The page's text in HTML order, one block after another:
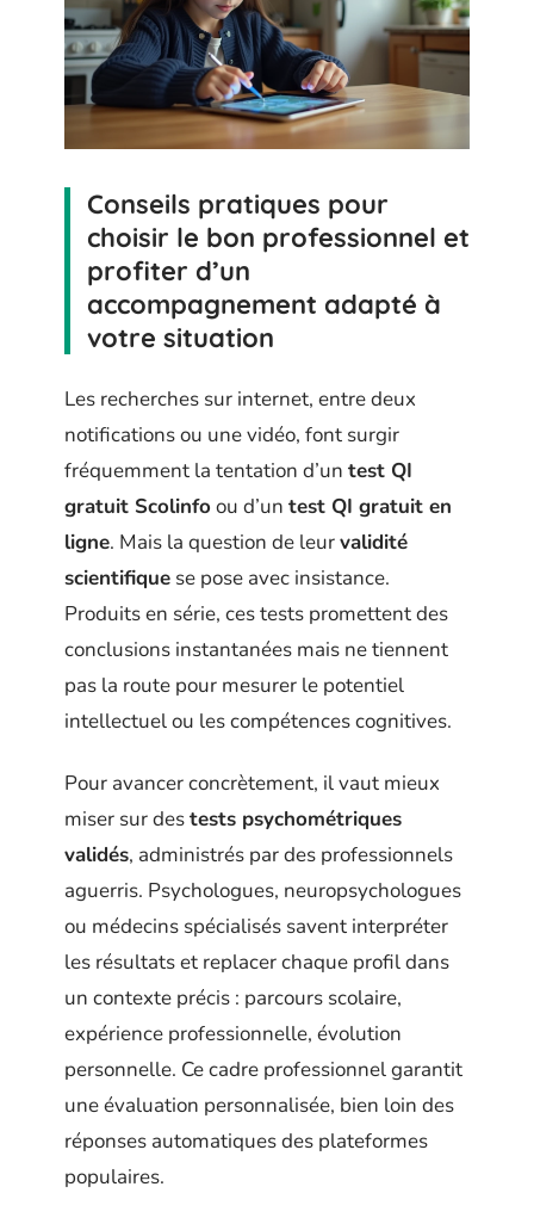
Conseils pratiques pour
choisir le bon professionnel et
profiter d’un
accompagnement adapté à
votre situation
Les recherches sur internet, entre deux
notifications ou une vidéo, font surgir
fréquemment la tentation d’un test QI
gratuit Scolinfo ou d’un test QI gratuit en
ligne. Mais la question de leurvalidité
scientifique se pose avec insistance.
Produits en série, ces tests promettent des
conclusions instantanées mais ne tiennent
pas la route pour mesurer le potentiel
intellectuel ou les compétences cognitives.
Pour avancer concrètement, il vaut mieux
miser sur destests psychométriques
validés, administrés par des professionnels
aguerris. Psychologues, neuropsychologues
ou médecins spécialisés savent interpréter
les résultats et replacer chaque profil dans
un contexte précis : parcours scolaire,
expérience professionnelle, évolution
personnelle. Ce cadre professionnel garantit
une évaluation personnalisée, bien loin des
réponses automatiques des plateformes
populaires.